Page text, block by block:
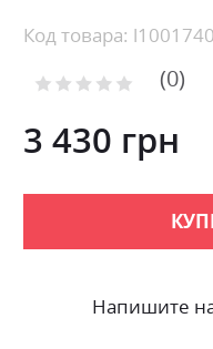
Skip
the
of
the
gallery
Код товара:
Рейтинг: 0
3 430 грн
Напишите